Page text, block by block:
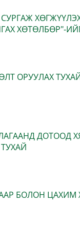
ХӨТӨЛБӨР"-
ОРУУЛАХ
ДОТООД
БОЛОН ЦАХИМ